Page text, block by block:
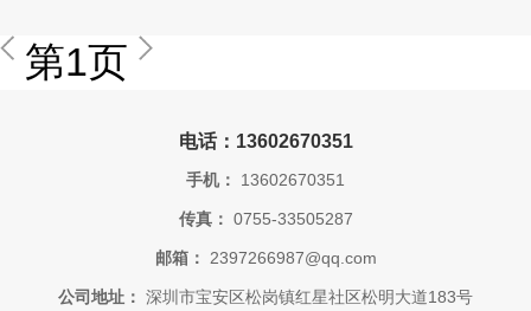
第1页
电话：13602670351
手机： 13602670351
传真： 0755-33505287
邮箱： 2397266987@qq.com
公司地址： 深圳市宝安区松岗镇红星社区松明大道183号